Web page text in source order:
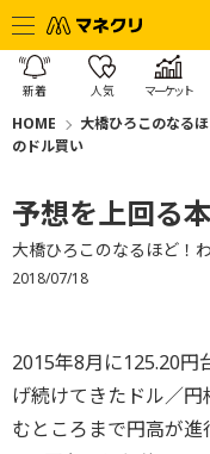
新着 人気 マーケット
HOME 大橋ひろこのなる
のドル買い
予想を上回る
大橋ひろこのなるほど！
2018/07/18
2015年8月に125.20円
げ続けてきたドル／
むところまで円高が進